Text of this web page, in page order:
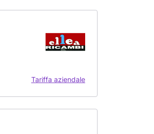
Tariffa aziendale